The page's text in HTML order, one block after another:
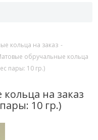
кольца на заказ -
обручальные кольца
пары: 10 гр.)
на заказ
10 гр.)